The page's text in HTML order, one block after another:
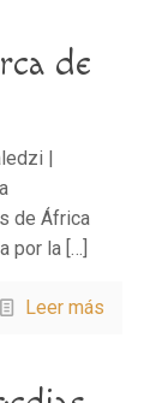
de
|
de África
por la […]
Leer más